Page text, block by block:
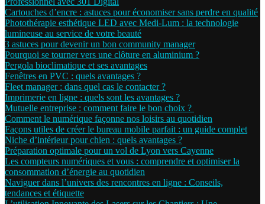
Cartouches d’encre : astuces pour économiser sans perdre en qualité
Photothérapie esthétique LED avec Medi-Lum : la technologie
lumineuse au service de votre beauté
3 astuces pour devenir un bon community manager
Pourquoi se tourner vers une clôture en aluminium ?
Pergola bioclimatique et ses avantages
Fenêtres en PVC : quels avantages ?
Fleet manager : dans quel cas le contacter ?
Imprimerie en ligne : quels sont les avantages ?
Mutuelle entreprise : comment faire le bon choix ?
Comment le numérique façonne nos loisirs au quotidien
Façons utiles de créer le bureau mobile parfait : un guide complet
Niche d’intérieur pour chien : quels avantages ?
Préparation optimale pour un vol de Lyon vers Cayenne
Les compteurs numériques et vous : comprendre et optimiser la
consommation d’énergie au quotidien
Naviguer dans l’univers des rencontres en ligne : Conseils,
tendances et étiquette